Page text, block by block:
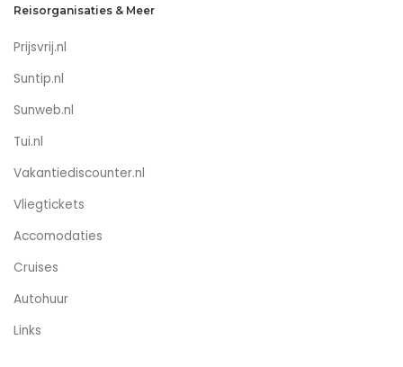
Reisorganisaties & Meer
Prijsvrij.nl
Suntip.nl
Sunweb.nl
Tui.nl
Vakantiediscounter.nl
Vliegtickets
Accomodaties
Cruises
Autohuur
Links